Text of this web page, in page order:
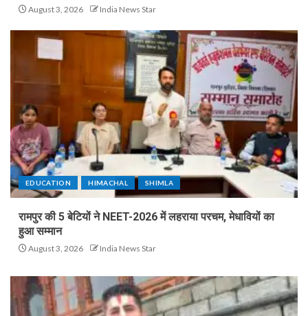
August 3, 2026 India News Star
EDUCATION HIMACHAL SHIMLA
रामपुर की 5 बेटियों ने NEET-2026 में लहराया परचम, मेधावियों का
हुआ सम्मान
August 3, 2026 India News Star